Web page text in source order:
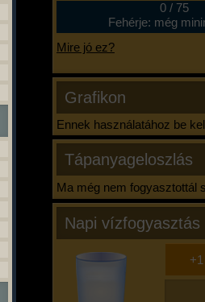
0/ 75
Fehérje: még
Mire jó ez?
Grafikon
Ennek használatához be
Tápanyageloszlás
Ma még nem fogyasztottál
Napi vízfogyasztás